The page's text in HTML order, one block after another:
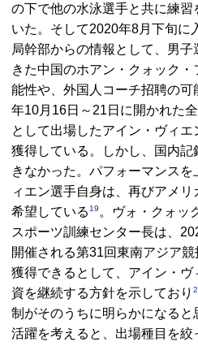
の下で他の水泳選手と共に練
いた。そして2020年8月下旬に
局幹部からの情報として、男
きた中国のホアン・クォック
能性や、外国人コーチ招聘の可
年10月16日～21日に開かれた
として出場したアイン・ヴィ
獲得している。しかし、国内
きなかった。パフォーマンス
ィエン選手自身は、再びアメ
希望している 19 。ヴォ・クォッ
スポーツ訓練センター長は、
開催される第31回東南アジア
獲得できるとして、アイン・
資を継続する方針を示しており
制がそのうちに明らかになると
活躍を考えると、出場種目を絞